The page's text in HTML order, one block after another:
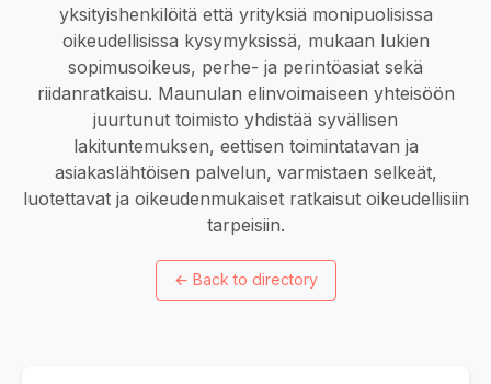
yksityishenkilöitä että yrityksiä monipuolisissa
oikeudellisissa kysymyksissä, mukaan lukien
sopimusoikeus, perhe- ja perintöasiat sekä
riidanratkaisu. Maunulan elinvoimaiseen yhteisöön
juurtunut toimisto yhdistää syvällisen
lakituntemuksen, eettisen toimintatavan ja
asiakaslähtöisen palvelun, varmistaen selkeät,
luotettavat ja oikeudenmukaiset ratkaisut oikeudellisiin
tarpeisiin.
← Back to directory